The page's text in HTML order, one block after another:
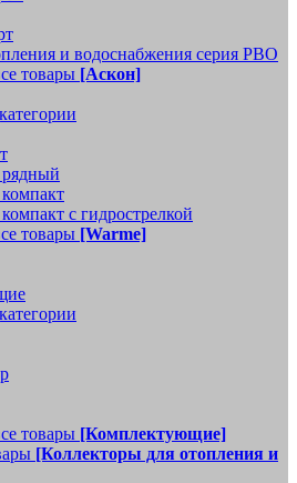
и водоснабжения серия РВО
товары [Аскон]
с гидрострелкой
товары [Warme]
товары [Комплектующие]
[Коллекторы для отопления и